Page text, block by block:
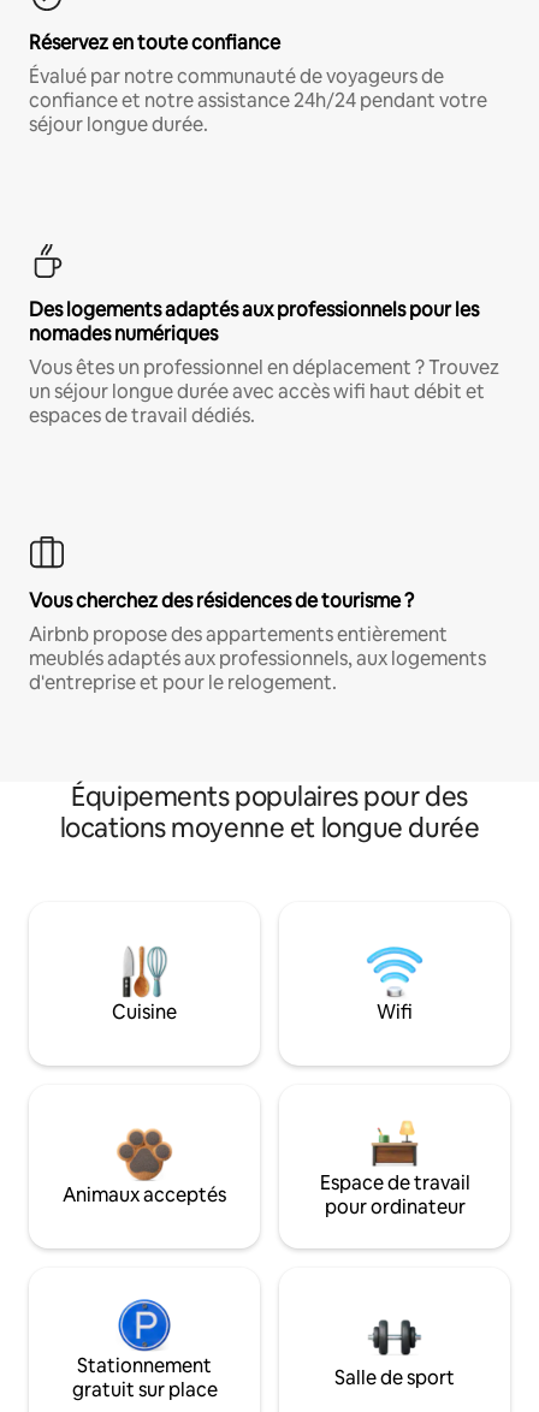
Réservez en toute confiance
Évalué par notre communauté de voyageurs de
confiance et notre assistance 24h/24 pendant votre
séjour longue durée.
Des logements adaptés aux professionnels pour les
nomades numériques
Vous êtes un professionnel en déplacement ? Trouvez
un séjour longue durée avec accès wifi haut débit et
espaces de travail dédiés.
Vous cherchez des résidences de tourisme ?
Airbnb propose des appartements entièrement
meublés adaptés aux professionnels, aux logements
d'entreprise et pour le relogement.
Équipements populaires pour des
locations moyenne et longue durée
Cuisine Wifi
Animaux acceptés
Espace de travail
pour ordinateur
Stationnement
gratuit sur place
Salle de sport